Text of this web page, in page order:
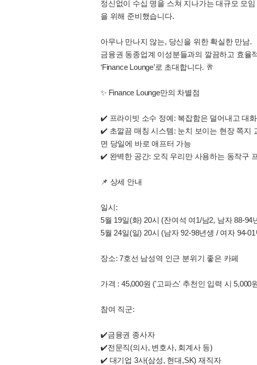
정신없이 수십 명을 스쳐 지나가는 대규모 모
을 위해 준비했습니다.
아무나 만나지 않는, 당신을 위한 확실한 만남.
금융권 동종업계 이성분들과의 깔끔하고 효율
‘Finance Lounge’로 초대합니다. 🥂
✨ Finance Lounge만의 차별점
✔️ 프라이빗 소수 정예: 복잡함은 덜어내고 대
✔️ 초깔끔 매칭 시스템: 눈치 보이는 현장 쪽지
면 당일에 바로 애프터 가능
✔️ 완벽한 공간: 오직 우리만 사용하는 동작구
📌 상세 안내
일시:
5월 19일(화) 20시 (잔여석 여1/남2, 남자 88-94
5월 24일(일) 20시 (남자 92-98년생 / 여자 94-
장소: 7호선 남성역 인근 분위기 좋은 카페
가격 : 45,000원 ('고파스' 추천인 입력 시 5,000
참여 직군:
✔️금융권 종사자
✔️전문직(의사, 변호사, 회계사 등)
✔️ 대기업 3사(삼성, 현대,SK) 재직자